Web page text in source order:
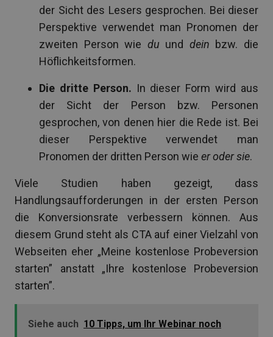
der Sicht des Lesers gesprochen. Bei dieser
Perspektive verwendet man Pronomen der
zweiten Person wie du und dein bzw. die
Höflichkeitsformen.
Die dritte Person. In dieser Form wird aus
der Sicht der Person bzw. Personen
gesprochen, von denen hier die Rede ist. Bei
dieser Perspektive verwendet man
Pronomen der dritten Person wie er oder sie.
Viele Studien haben gezeigt, dass
Handlungsaufforderungen in der ersten Person
die Konversionsrate verbessern können. Aus
diesem Grund steht als CTA auf einer Vielzahl von
Webseiten eher „Meine kostenlose Probeversion
starten” anstatt „Ihre kostenlose Probeversion
starten”.
Siehe auch 10 Tipps, um Ihr Webinar noch